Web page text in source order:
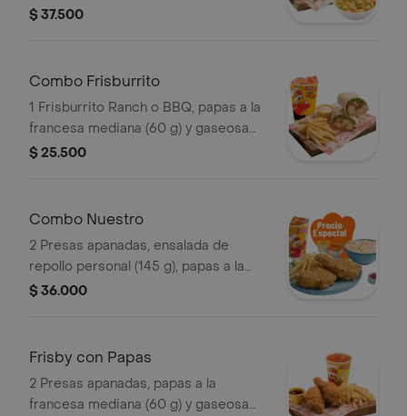
verduras, ajiaquillo o consomé (350 g)
$ 37.500
Combo Frisburrito
1 Frisburrito Ranch o BBQ, papas a la
francesa mediana (60 g) y gaseosa
(325 ml)
$ 25.500
Combo Nuestro
2 Presas apanadas, ensalada de
repollo personal (145 g), papas a la
francesa mediana (60 g) y gaseosa
$ 36.000
Frisby con Papas
2 Presas apanadas, papas a la
francesa mediana (60 g) y gaseosa